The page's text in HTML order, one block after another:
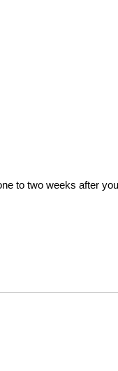
to two weeks after